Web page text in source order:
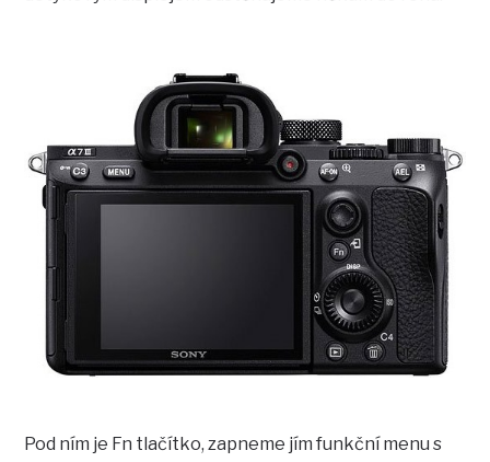
Pod ním je Fn tlačítko, zapneme jím funkční menu s